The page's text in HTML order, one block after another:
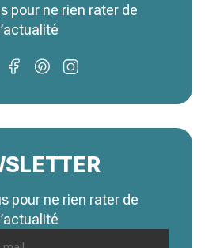
pour ne rien rater de
pour ne rien rater de